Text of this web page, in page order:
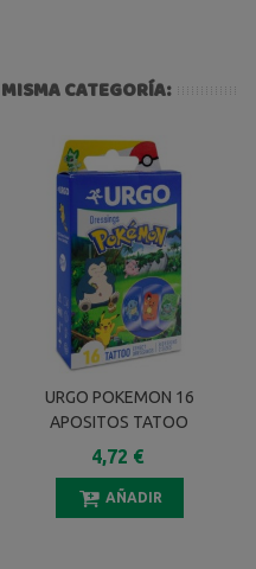
CATEGORÍA:
URGO POKEMON 16
APOSITOS TATOO
4,72 €
AÑADIR